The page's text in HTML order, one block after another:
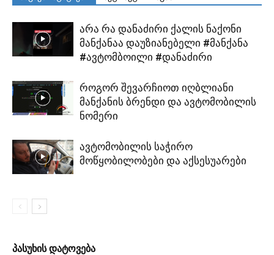
არა რა დანაძირი ქალის ნაქონი
მანქანაა დაუზიანებელი #მანქანა
#ავტომბოილი #დანაძირი
როგორ შევარჩიოთ იღბლიანი
მანქანის ბრენდი და ავტომობილის
ნომერი
ავტომობილის საჭირო
მოწყობილობები და აქსესუარები
პასუხის დატოვება